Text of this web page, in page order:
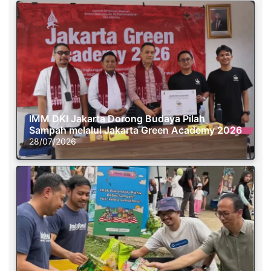
IMM DKI Jakarta Dorong Budaya Pilah
Sampah melalui Jakarta Green Academy 2026
28/07/2026